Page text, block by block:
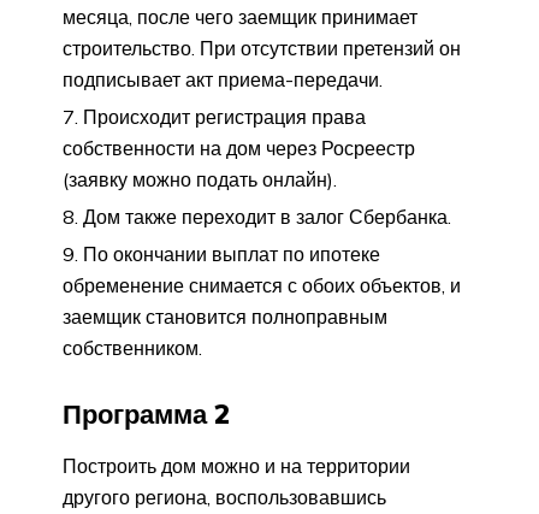
месяца, после чего заемщик принимает
строительство. При отсутствии претензий он
подписывает акт приема-передачи.
Происходит регистрация права
собственности на дом через Росреестр
(заявку можно подать онлайн).
Дом также переходит в залог Сбербанка.
По окончании выплат по ипотеке
обременение снимается с обоих объектов, и
заемщик становится полноправным
собственником.
Программа 2
Построить дом можно и на территории
другого региона, воспользовавшись